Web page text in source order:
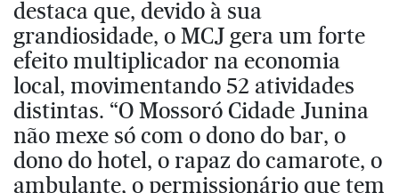
destaca que, devido à sua
grandiosidade, o MCJ gera um forte
efeito multiplicador na economia
local, movimentando 52 atividades
distintas. “O Mossoró Cidade Junina
não mexe só com o dono do bar, o
dono do hotel, o rapaz do camarote, o
ambulante, o permissionário que tem